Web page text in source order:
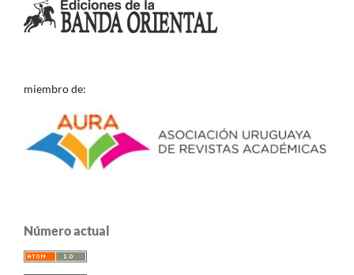
miembro de:
Número actual